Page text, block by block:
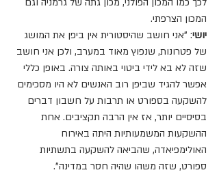
המכון הצרפתי.
יושי: "אני חושב שהיסטורית אין ביפן את המושג
של פטרונות, שנפוץ מאוד במערב, ולכן אני חושב
שזה לא בא לידי ביטוי באותה צורה. באופן כללי
אפשר להגיד שביפן רוב האנשים לא היו מסכימים
להשקעה בספורט או תרבות על חשבון דברים
בסיסיים יותר, אז אין הרבה תקציבים. אחת
ההשקעות המשמעותיות היתה באירוח
האולימפיאדה, שהביאה להשקעה בתשתיות
ספורט, שזה משהו שהיה חסר במדינה".